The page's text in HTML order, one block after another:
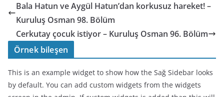
Bala Hatun ve Aygül Hatun’dan korkusuz hareket! –
Kuruluş Osman 98. Bölüm
Cerkutay çocuk istiyor – Kuruluş Osman 96. Bölüm
Örnek bileşen
This is an example widget to show how the Sağ Sidebar looks
by default. You can add custom widgets from the widgets